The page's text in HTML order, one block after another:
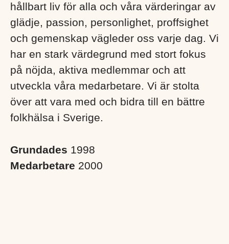
hållbart liv för alla och våra värderingar av
glädje, passion, personlighet, proffsighet
och gemenskap vägleder oss varje dag. Vi
har en stark värdegrund med stort fokus
på nöjda, aktiva medlemmar och att
utveckla våra medarbetare. Vi är stolta
över att vara med och bidra till en bättre
folkhälsa i Sverige. ​
Grundades 1998
Medarbetare 2000